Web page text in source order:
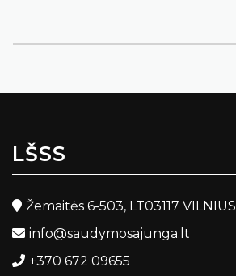
LŠSS
Žemaitės 6-503, LT03117 VILNIUS
info@saudymosajunga.lt
+370 672 09655